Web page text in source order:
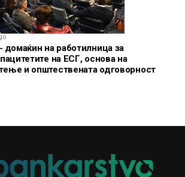
домаќин на работилница за
на ЕСГ, основа на
и општествената одговорност